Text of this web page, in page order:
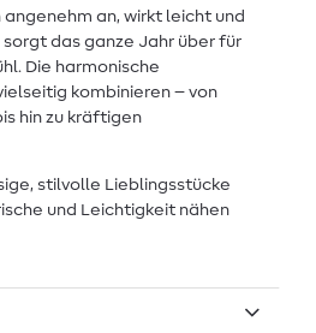
an, wirkt leicht und
das ganze Jahr über für
Die harmonische
kombinieren – von
hin zu kräftigen
stilvolle Lieblingsstücke
und Leichtigkeit nähen